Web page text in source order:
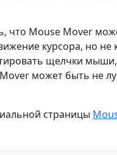
что Mouse Mover
курсора, но не
щелчки
может быть не
страницы